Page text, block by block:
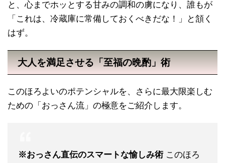
と、心までホッとする甘みの調和の虜になり、誰もが
「これは、冷蔵庫に常備しておくべきだな！」と頷く
はず。
大人を満足させる「至福の晩酌」術
このほろよいのポテンシャルを、さらに最大限楽しむ
ための「おっさん流」の極意をご紹介します。
※おっさん直伝のスマートな愉しみ術このほろ